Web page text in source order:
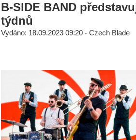
B-SIDE BAND
týdnů
Vydáno: 18.09.2023 09:20 - Czech Blade